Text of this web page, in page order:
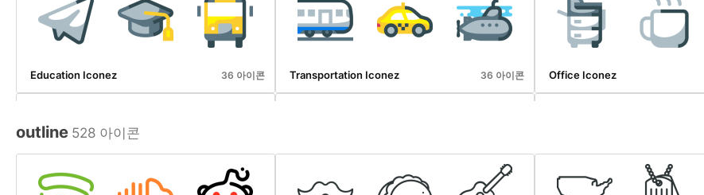
Education Iconez 36 아이콘 Transportation Iconez 36 아이콘 Office Iconez
outline 528 아이콘